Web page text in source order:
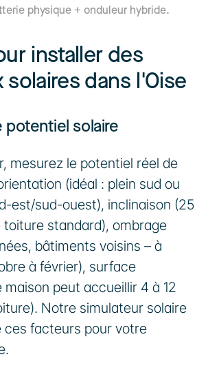
physique + onduleur hybride.
installer des
solaires dans l'Oise
potentiel solaire
mesurez le potentiel réel de
(idéal : plein sud ou
est/sud-ouest), inclinaison (25
toiture standard), ombrage
bâtiments voisins – à
à février), surface
maison peut accueillir 4 à 12
Notre simulateur solaire
ces facteurs pour votre